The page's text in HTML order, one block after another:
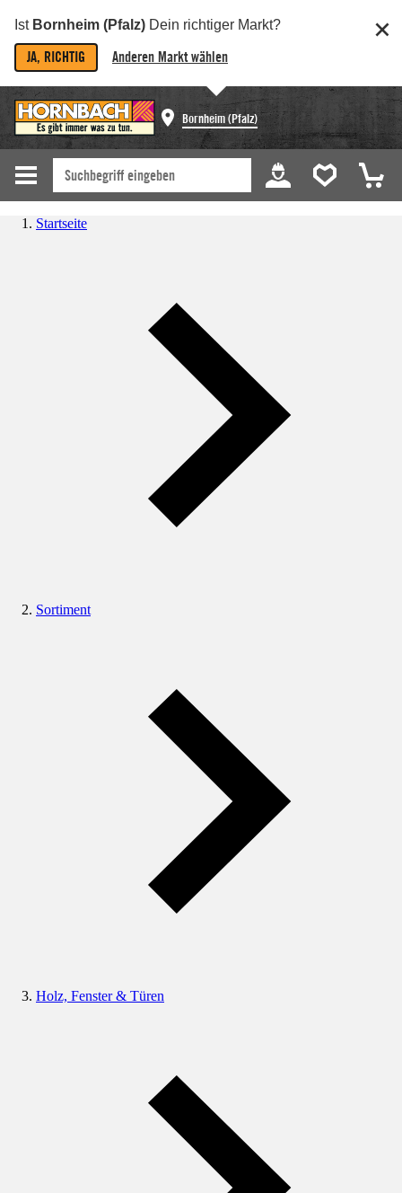
Ist Bornheim (Pfalz) Dein richtiger Markt?
JA, RICHTIG Anderen Markt wählen
Bornheim (Pfalz)
Startseite
Sortiment
Holz, Fenster & Türen